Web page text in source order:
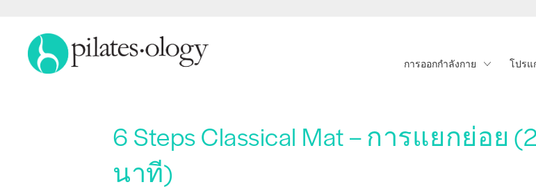
การออกกำลังกาย โปรแ
6 Steps Classical Mat – การแยกย่อย
นาที)